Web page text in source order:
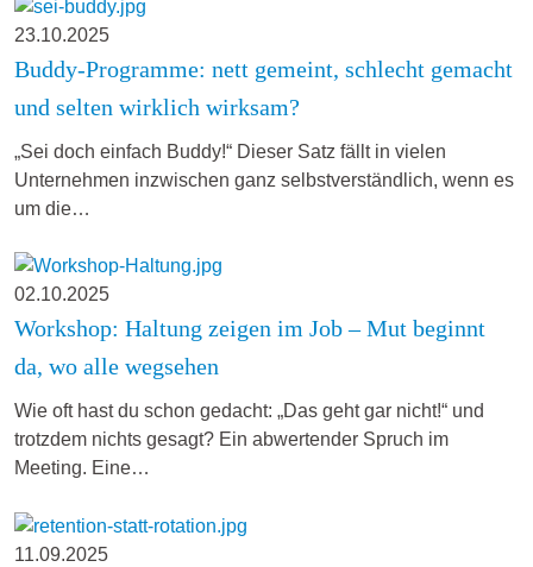
23.10.2025
Buddy-Programme: nett gemeint, schlecht gemacht
und selten wirklich wirksam?
„Sei doch einfach Buddy!“ Dieser Satz fällt in vielen
Unternehmen inzwischen ganz selbstverständlich, wenn es
um die…
02.10.2025
Workshop: Haltung zeigen im Job – Mut beginnt
da, wo alle wegsehen
Wie oft hast du schon gedacht: „Das geht gar nicht!“ und
trotzdem nichts gesagt? Ein abwertender Spruch im
Meeting. Eine…
11.09.2025